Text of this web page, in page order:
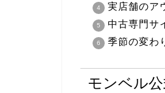
実店舗のア
中古専門サ
季節の変わ
モンベル